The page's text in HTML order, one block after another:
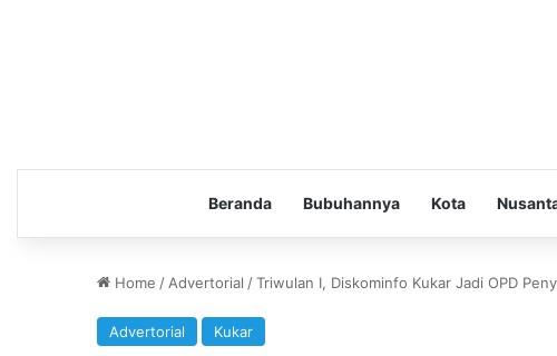
Beranda Bubuhannya Kota
Home / Advertorial /Triwulan I, Diskominfo Kukar Jadi OPD
Advertorial Kukar